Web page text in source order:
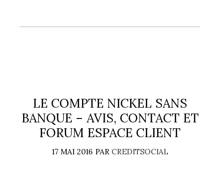
LE COMPTE NICKEL SANS
BANQUE – AVIS, CONTACT ET
FORUM ESPACE CLIENT
17 MAI 2016 PAR CREDITSOCIAL